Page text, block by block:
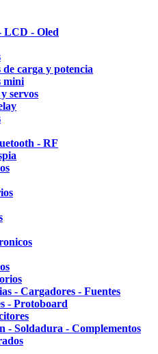
LCD - Oled
carga y potencia
mini
servos
- RF
- Cargadores - Fuentes
- Protoboard
- Soldadura - Complementos